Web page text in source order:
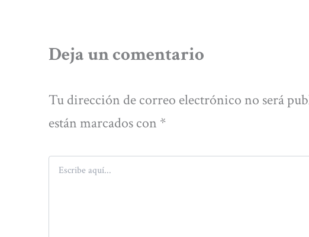
Deja un comentario
Tu dirección de correo electrónico no será
están marcados con *
Escribe
aquí...